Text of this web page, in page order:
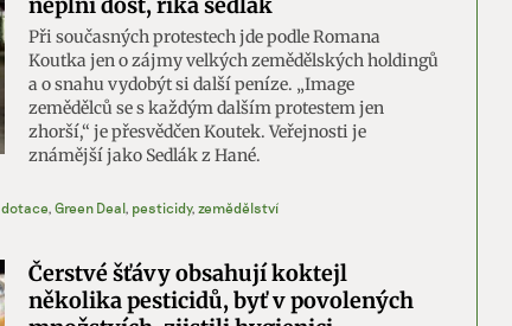
chyb, Poskytování a zobrazování reklamy a obsahu,
a sdělování voleb ochrany osobních údajů.
Při současných protestech jde podle Romana
Koutka jen o zájmy velkých zemědělských holdingů
a o snahu vydobýt si další peníze. „Image
zemědělců se s každým dalším protestem jen
zhorší,“ je přesvědčen Koutek. Veřejnosti je
známější jako Sedlák z Hané.
dotace Green Deal, pesticidy, zemědělství
Čerstvé šťávy obsahují koktejl
několika pesticidů, byť v povolených